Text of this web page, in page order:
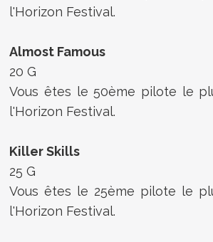
l'Horizon Festival.
Almost Famous
20 G
Vous êtes le 50ème pilote le
l'Horizon Festival.
Killer Skills
25 G
Vous êtes le 25ème pilote le
l'Horizon Festival.